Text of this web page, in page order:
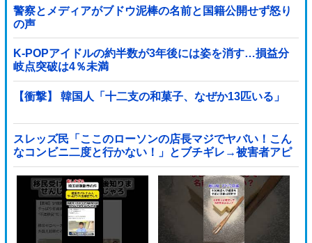
警察とメディアがブドウ泥棒の名前と国籍公開せず怒り
の声
K-POPアイドルの約半数が3年後には姿を消す…損益分
岐点突破は4％未満
【衝撃】 韓国人「十二支の和菓子、なぜか13匹いる」
スレッズ民「ここのローソンの店長マジでヤバい！こん
なコンビニ二度と行かない！」とブチギレ→被害者アピ
するも「ヤバイのはお前だよ」とツッコミ殺到ｗｗｗｗ
ｗｗｗ他